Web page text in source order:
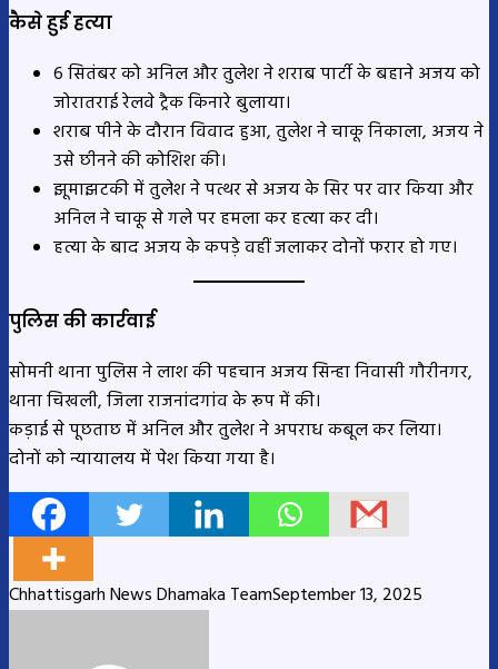
कैसे हुई हत्या
6 सितंबर को अनिल और तुलेश ने शराब पार्टी के बहाने अजय को
जोरातराई रेलवे ट्रैक किनारे बुलाया।
शराब पीने के दौरान विवाद हुआ, तुलेश ने चाकू निकाला, अजय ने
उसे छीनने की कोशिश की।
झूमाझटकी में तुलेश ने पत्थर से अजय के सिर पर वार किया और
अनिल ने चाकू से गले पर हमला कर हत्या कर दी।
हत्या के बाद अजय के कपड़े वहीं जलाकर दोनों फरार हो गए।
पुलिस की कार्रवाई
सोमनी थाना पुलिस ने लाश की पहचान अजय सिन्हा निवासी गौरीनगर,
थाना चिखली, जिला राजनांदगांव के रूप में की।
कड़ाई से पूछताछ में अनिल और तुलेश ने अपराध कबूल कर लिया।
दोनों को न्यायालय में पेश किया गया है।
Chhattisgarh News Dhamaka TeamSeptember 13, 2025